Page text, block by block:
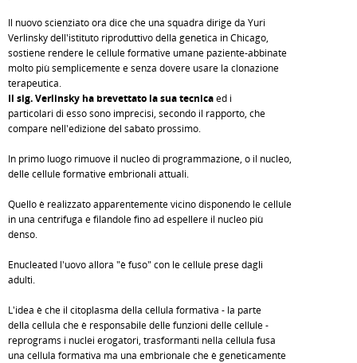
Il nuovo scienziato ora dice che una squadra dirige da Yuri
Verlinsky dell'istituto riproduttivo della genetica in Chicago,
sostiene rendere le cellule formative umane paziente-abbinate
molto più semplicemente e senza dovere usare la clonazione
terapeutica.
Il sig. Verlinsky ha brevettato la sua tecnicaed i
particolari di esso sono imprecisi, secondo il rapporto, che
compare nell'edizione del sabato prossimo.
In primo luogo rimuove il nucleo di programmazione, o il nucleo,
delle cellule formative embrionali attuali.
Quello è realizzato apparentemente vicino disponendo le cellule
in una centrifuga e filandole fino ad espellere il nucleo più
denso.
Enucleated l'uovo allora "è fuso" con le cellule prese dagli
adulti.
L'idea è che il citoplasma della cellula formativa - la parte
della cellula che è responsabile delle funzioni delle cellule -
reprograms i nuclei erogatori, trasformanti nella cellula fusa
una cellula formativa ma una embrionale che è geneticamente